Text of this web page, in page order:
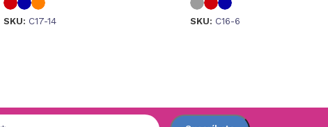
SKU: C17-14 SKU: C16-6